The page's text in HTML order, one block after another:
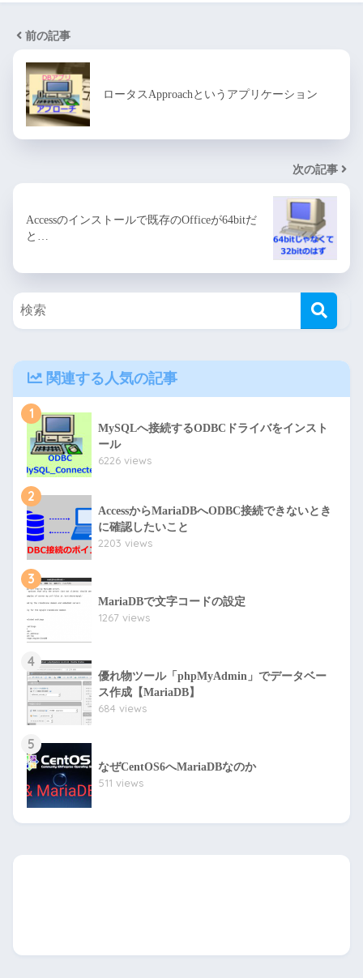
前の記事
ロータスApproachというアプリケーション
次の記事
Accessのインストールで既存のOfficeが64bitだ
と…
関連する人気の記事
1
MySQLへ接続するODBCドライバをインスト
ール
6226 views
2
AccessからMariaDBへODBC接続できないとき
に確認したいこと
2203 views
3
MariaDBで文字コードの設定
1267 views
4
優れ物ツール「phpMyAdmin」でデータベー
ス作成【MariaDB】
684 views
5
なぜCentOS6へMariaDBなのか
511 views